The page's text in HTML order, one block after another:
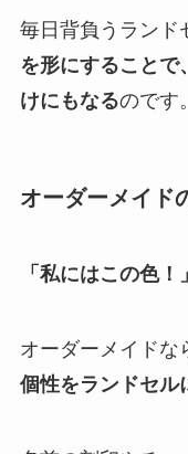
毎日背負うランド
を形にすることで
けにもなるのです。
オーダーメイド
「私にはこの色！」
オーダーメイドな
個性をランドセル